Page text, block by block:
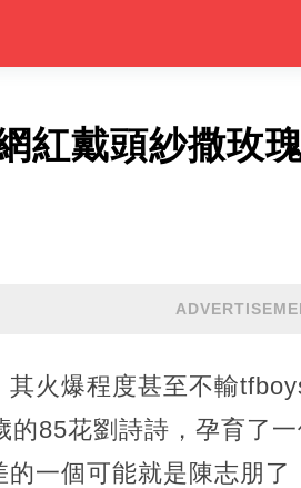
紅戴頭紗撒玫
火爆程度甚至不輸
的85花劉詩詩，孕育了
一個可能就是陳志朋